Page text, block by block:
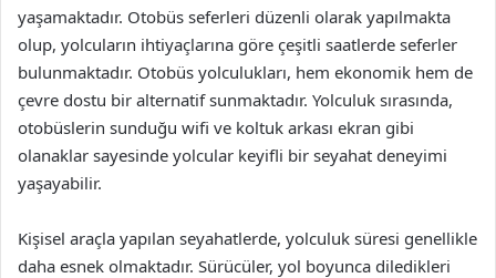
yaşamaktadır. Otobüs seferleri düzenli olarak yapılmakta
olup, yolcuların ihtiyaçlarına göre çeşitli saatlerde seferler
bulunmaktadır. Otobüs yolculukları, hem ekonomik hem de
çevre dostu bir alternatif sunmaktadır. Yolculuk sırasında,
otobüslerin sunduğu wifi ve koltuk arkası ekran gibi
olanaklar sayesinde yolcular keyifli bir seyahat deneyimi
yaşayabilir.
Kişisel araçla yapılan seyahatlerde, yolculuk süresi genellikle
daha esnek olmaktadır. Sürücüler, yol boyunca diledikleri